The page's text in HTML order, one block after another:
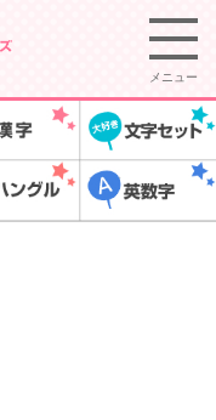
メニュー